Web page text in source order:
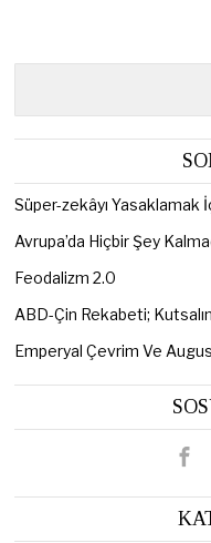
Süper-zekâyı Yasaklamak
Avrupa’da Hiçbir Şey
Feodalizm 2.0
ABD-Çin Rekabeti; Kutsalın
Emperyal Çevrim Ve